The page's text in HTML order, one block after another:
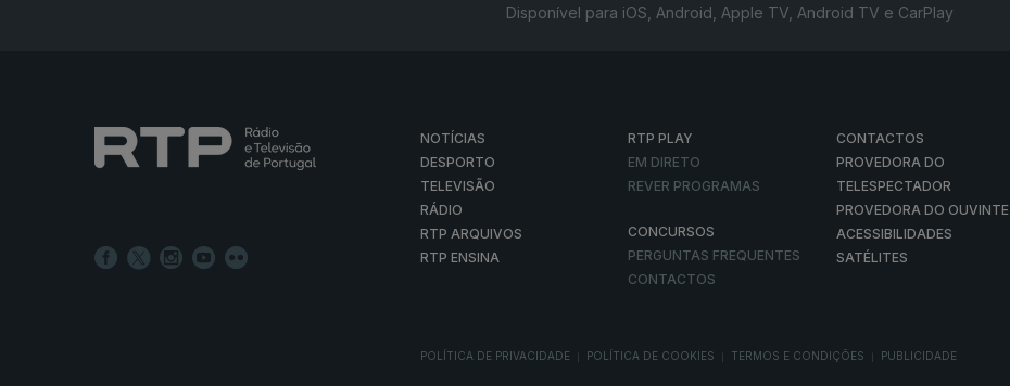
Disponível para iOS, Android, Apple TV, Android TV e CarPlay
NOTÍCIAS
DESPORTO
TELEVISÃO
RÁDIO
RTP ARQUIVOS
RTP ENSINA
RTP PLAY
EM DIRETO
REVER PROGRAMAS
CONCURSOS
PERGUNTAS FREQUENTES
CONTACTOS
CONTACTOS
PROVEDORA DO
TELESPECTADOR
PROVEDORA DO OUVINTE
ACESSIBILIDADES
SATÉLITES
POLÍTICA DE PRIVACIDADE POLÍTICA DE COOKIES TERMOS E CONDIÇÕES PUBLICIDADE